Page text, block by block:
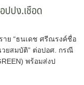
ปง.เชือด
าย “ธนเดช ศรีณรงค์ชื่อ
ยสมบัติ” ต่อปอศ. กรณี
พร้อมส่งป